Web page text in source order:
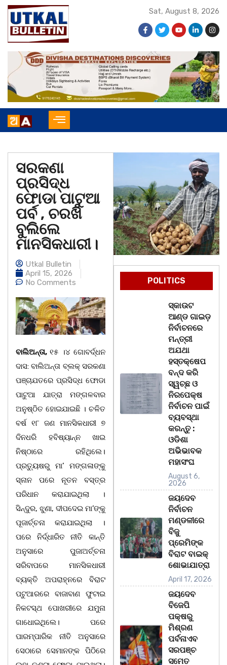
Sat, August 8, 2026
ସରକଣା
ପ୍ରସିଦ୍ଧ
ଫୋଡା ପାଟୁଆ
ପର୍ବ , ଚରଖି
ବୁଲିଲେ
ମାନସିକଧାରୀ।
Utkal Bulletin
April 15, 2026
No Comments
ବାଲିଅନ୍ତା,୧୫ ।୪ ଗୋବର୍ଦ୍ଧନ
ଦାସ: ବାଲିଅନ୍ତା ବ୍ଲକ୍ ସରକଣା
ପଞ୍ଚାଯତରେ ପ୍ରସିଦ୍ଧ ଫୋଡା
ପାଟୁଆ ଯାତ୍ରା ମଙ୍ଗଳବାର
ଅନୁଷ୍ଠିତ ହୋଇଯାଇଛି । ଚଳିତ
ବର୍ଷ ୧୮ ଜଣ ମାନସିକଧାରୀ ୭
ଦିନଧରି ହବିଷ୍ୟାନ୍ନ ଖାଇ
ନିଷ୍ଠାରେ ରହିଥିଲେ।
ପ୍ରତ୍ୟୁଷରୁ ମା’ ମଙ୍ଗଳାଙ୍କୁ
ସ୍ନାନ ପରେ ନୂତନ ବସ୍ତ୍ର
ପରିଧାନ କରାଯାଇଥିଲା ।
ସିନ୍ଦୁର, ଝୁଣା, ଦୀପଦେଇ ମା’ଙ୍କୁ
ପୂଜାର୍ଚ୍ଚନା କରାଯାଇଥିଲା ।
ପରେ ନିର୍ଦ୍ଧାରିତ ନୀତି କାନ୍ତି
ଅନୁସାରେ ପୁଜାଅର୍ଚ୍ଚନା
ସରିବାପରେ ମାନସିକଧାରୀ
ବ୍ୟକ୍ତି ଅପରାହ୍ନରେ ବିରାଟ
ପଟୁଆରରେ ବାଜାବାଣ ଫୁଟାଇ
ନିକଟସ୍ଥ ପୋଖରୀରେ ଯମୁନା
ଗାଧୋଇଥିଲେ। ପରେ
ପାରମ୍ପାରିକ ନୀତି ଅନୁସାରେ
ସେଠାରେ ସେମାନଙ୍କ ପିଠିରେ
POLITICS
ସ୍କାଉଟ
ଆଣ୍ଡ ଗାଇଡ଼
ନିର୍ବାଚନରେ
ମନ୍ତ୍ରୀ
ଅଯଥା
ହସ୍ତକ୍ଷେପ
ବନ୍ଦ କରି
ସ୍ୱଚ୍ଛ ଓ
ନିରପେକ୍ଷ
ନିର୍ବାଚନ ପାଇଁ
ବ୍ୟବସ୍ଥା
କରନ୍ତୁ :
ଓଡିଶା
ଅଭିଭାବକ
ମହାସଂଘ
August 6,
2026
ଜୟଦେବ
ନିର୍ବାଚନ
ମଣ୍ଡଳୀରେ
ବିଜୁ
ପ୍ରେମିଙ୍କ
ବିରାଟ ବାଇକ୍
ଶୋଭାଯାତ୍ରା
April 17, 2026
ଜୟଦେବ
ବିଜେପି
ପକ୍ଷରୁ
ମିଶ୍ରଣ
ପର୍ବନାଏବ
ସରପଞ୍ଚ
ସମେତ